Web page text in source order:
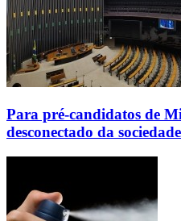
Para pré-candidatos de
desconectado da sociedade